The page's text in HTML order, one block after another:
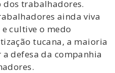
trabalhadores.
ainda viva
cultive o medo
tucana, a maioria
defesa da companhia